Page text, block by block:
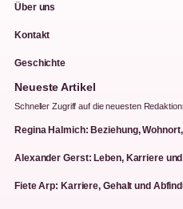
Über uns
Kontakt
Geschichte
Neueste Artikel
Schneller Zugriff auf die neuesten
Regina Halmich: Beziehung,
Alexander Gerst: Leben, Karriere
Fiete Arp: Karriere, Gehalt und